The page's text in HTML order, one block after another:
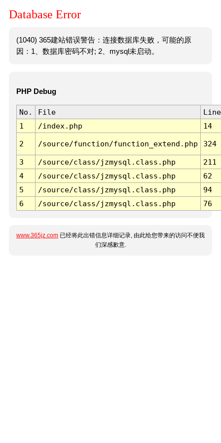
Database Error
(1040) 365建站错误警告：连接数据库失败，可能的原
因：1、数据库密码不对; 2、mysql未启动。
PHP Debug
No. File
Line
1
/index.php 14
2 /source/function/function_extend.php 324
3 /source/class/jzmysql.class.php
211
4
/source/class/jzmysql.class.php
62
5
/source/class/jzmysql.class.php
94
6
/source/class/jzmysql.class.php 76
www.365jz.com 已经将此出错信息详细记录, 由此给您带来的访问不便我
们深感歉意.